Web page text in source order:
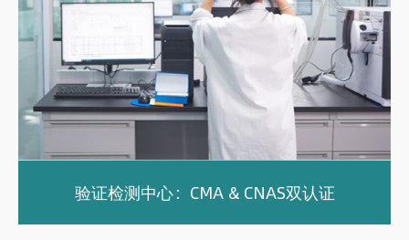
验证检测中心：CMA & CNAS双认证